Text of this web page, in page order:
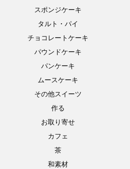
スポンジケーキ
タルト・パイ
チョコレートケーキ
パウンドケーキ
パンケーキ
ムースケーキ
その他スイーツ
作る
お取り寄せ
カフェ
茶
和素材